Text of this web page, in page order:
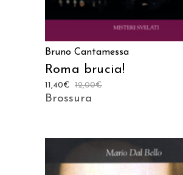
Bruno Cantamessa
Roma brucia!
12,00€
11,40€
Brossura